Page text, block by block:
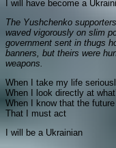
I will have become a
The Yushchenko
waved vigorously on slim
government sent in thugs
banners, but theirs were
weapons.
When I take my life
When I look directly at
When I know that the
That I must act
I will be a Ukrainian